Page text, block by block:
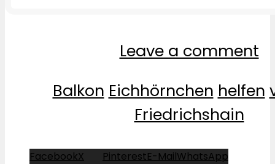
Leave a comment
Balkon Eichhörnchen helfen
Friedrichshain
FacebookX PinterestE-MailWhatsApp